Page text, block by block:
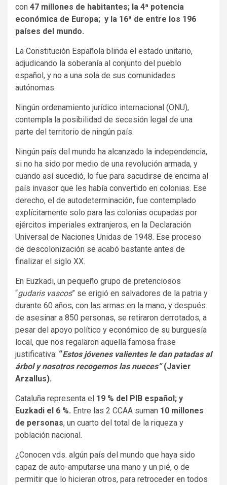
con 47 millones de habitantes; la 4ª potencia
económica de Europa; y la 16ª de entre los 196
países del mundo.
La Constitución Española blinda el estado unitario,
adjudicando la soberanía al conjunto del pueblo
español, y no a una sola de sus comunidades
autónomas.
Ningún ordenamiento jurídico internacional (ONU),
contempla la posibilidad de secesión legal de una
parte del territorio de ningún país.
Ningún país del mundo ha alcanzado la independencia,
si no ha sido por medio de una revolución armada, y
cuando así sucedió, lo fue para sacudirse de encima al
país invasor que les había convertido en colonias. Ese
derecho, el de autodeterminación, fue contemplado
explícitamente solo para las colonias ocupadas por
ejércitos imperiales extranjeros, en la Declaración
Universal de Naciones Unidas de 1948. Ese proceso
de descolonización se acabó bastante antes de
finalizar el siglo XX.
En Euzkadi, un pequeño grupo de pretenciosos
“gudaris vascos” se erigió en salvadores de la patria y
durante 60 años, con las armas en la mano, y después
de asesinar a 850 personas, se retiraron derrotados, a
pesar del apoyo político y económico de su burguesía
local, que nos regalaron aquella famosa frase
justificativa: “Estos jóvenes valientes le dan patadas al
árbol y nosotros recogemos las nueces” (Javier
Arzallus).
Cataluña representa el 19 % del PIB español; y
Euzkadi el 6 %. Entre las 2 CCAA suman 10 millones
de personas, un cuarto del total de la riqueza y
población nacional.
¿Conocen vds. algún país del mundo que haya sido
capaz de auto-amputarse una mano y un pié, o de
permitir que lo hicieran otros, para retroceder en todos